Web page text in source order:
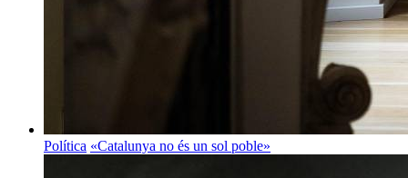
Política «Catalunya no és un sol poble»